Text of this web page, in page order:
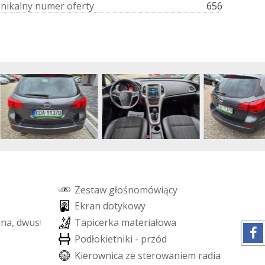
nikalny numeroferty 656
Zestaw głośnomówiący
Ekran dotykowy
na, dwust owa Tapicerka materiałowa
Podłokietniki - przód
Kierownica ze sterowaniem radia